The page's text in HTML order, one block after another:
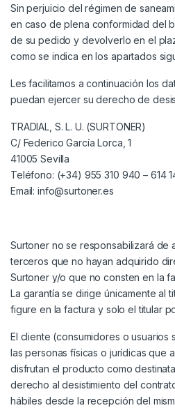
Sin perjuicio del régimen de
en caso de plena conformidad del
de su pedido y devolverlo en el
como se indica en los apartados
Les facilitamos a continuación los
puedan ejercer su derecho de
TRADIAL, S. L. U. (SURTONER)
C/ Federico García Lorca, 1
41005 Sevilla
Teléfono: (+34) 955 310 940 – 614
Email: info@surtoner.es
Surtoner no se responsabilizará de
terceros que no hayan adquirido
Surtoner y/o que no consten en la
La garantía se dirige únicamente al
figure en la factura y solo el titular
El cliente (consumidores o usuarios
las personas físicas o jurídicas que
disfrutan el producto como
derecho al desistimiento del
hábiles desde la recepción del